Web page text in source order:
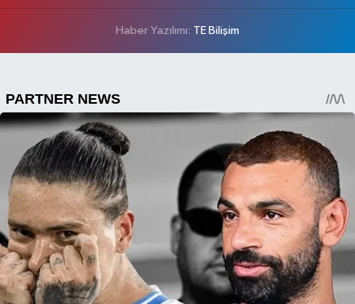
Haber Yazılımı: TE Bilişim